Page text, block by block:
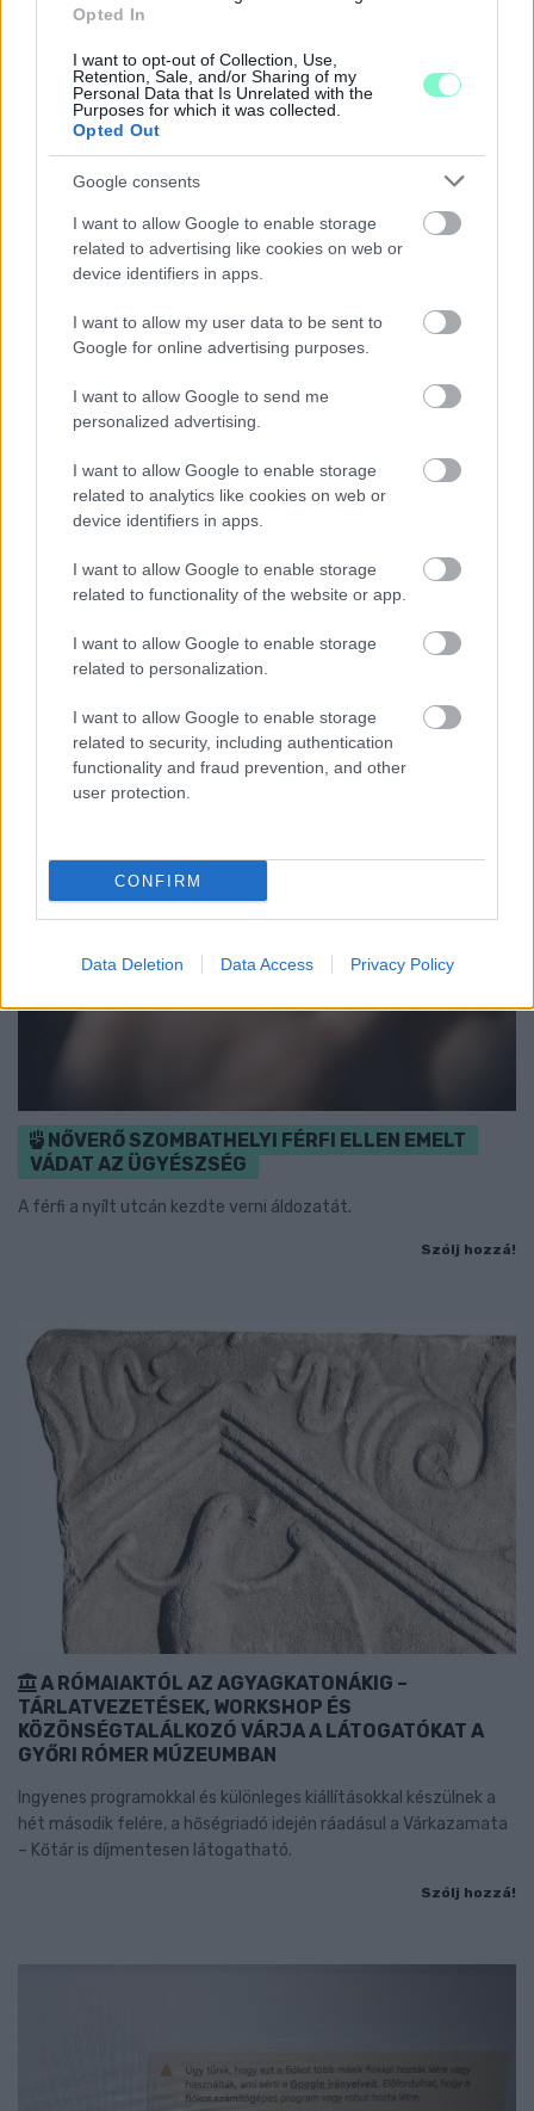
Opted In
I want to opt-out of Collection, Use,
Retention, Sale, and/or Sharing of my
Personal Data that Is Unrelated with the
Purposes for which it was collected.
Opted Out
Google consents
I want to allow Google to enable storage
related to advertising like cookies on web or
device identifiers in apps.
I want to allow my user data to be sent to
Google for online advertising purposes.
I want to allow Google to send me
personalized advertising.
I want to allow Google to enable storage
related to analytics like cookies on web or
device identifiers in apps.
I want to allow Google to enable storage
related to functionality of the website or app.
I want to allow Google to enable storage
related to personalization.
I want to allow Google to enable storage
related to security, including authentication
functionality and fraud prevention, and other
user protection.
CONFIRM
Data Deletion Data Access Privacy Policy
kormány.
KRESZ-PARKOT GYŐRBEN – CSALÁDI
PROGRAMOKKAL ÜNNEPLIK A FELÚJÍTÁST
Ügyességi versenyek, KRESZ-kvíz, ingyenes kerékpár- és e-
rollerjelölés is várja a családokat augusztus 8-án.
Szólj hozzá!
NŐVERŐ SZOMBATHELYI FÉRFI ELLEN EMELT
VÁDAT AZ ÜGYÉSZSÉG
A férfi a nyílt utcán kezdte verni áldozatát.
Szólj hozzá!
A RÓMAIAKTÓL AZ AGYAGKATONÁKIG –
TÁRLATVEZETÉSEK, WORKSHOP ÉS
KÖZÖNSÉGTALÁLKOZÓ VÁRJA A LÁTOGATÓKAT A
GYŐRI RÓMER MÚZEUMBAN
Ingyenes programokkal és különleges kiállításokkal készülnek a
hét második felére, a hőségriadó idején ráadásul a Várkazamata
– Kőtár is díjmentesen látogatható.
Szólj hozzá!